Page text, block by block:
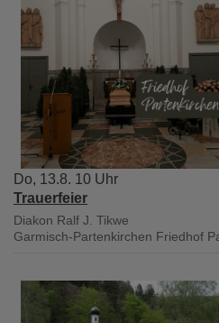
Do, 13.8. 10 Uhr
Trauerfeier
Diakon Ralf J. Tikwe
Garmisch-Partenkirchen Friedhof